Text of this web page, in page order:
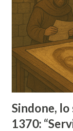
datato la Sindone
Sindone,
1370: